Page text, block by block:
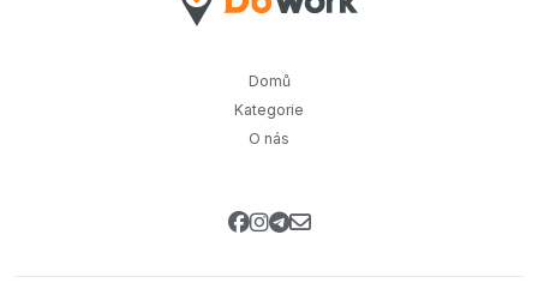
Domů
Kategorie
O nás